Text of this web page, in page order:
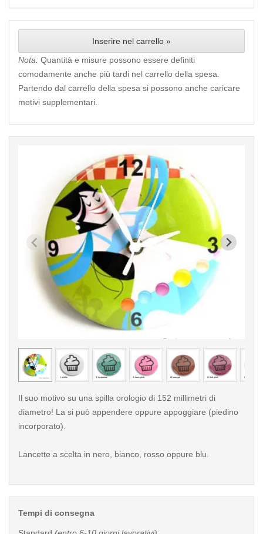
Inserire nel carrello »
Nota: Quantità e misure possono essere definiti
comodamente anche più tardi nel carrello della spesa.
Partendo dal carrello della spesa si possono anche caricare
motivi supplementari.
< /picture>
Il suo motivo su una spilla orologio di 152 millimetri di
diametro! La si può appendere oppure appoggiare (piedino
incorporato).
Lancette a scelta in nero, bianco, rosso oppure blu.
Tempi di consegna